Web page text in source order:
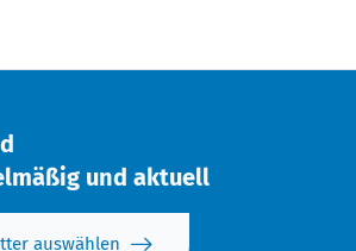
und aktuell
auswählen